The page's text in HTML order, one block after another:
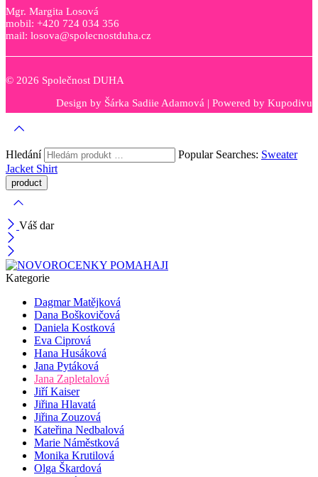
Mgr. Margita Losová
mobil: +420 724 034 356
mail: losova@spolecnostduha.cz
© 2026 Společnost DUHA
Design by Šárka Sadiie Adamová | Powered by Kupodivu
Hledání Popular Searches: Sweater
Jacket Shirt
Váš dar
Kategorie
Dagmar Matějková
Dana Boškovičová
Daniela Kostková
Eva Ciprová
Hana Husáková
Jana Pytáková
Jana Zapletalová
Jiří Kaiser
Jiřina Hlavatá
Jiřina Zouzová
Kateřina Nedbalová
Marie Náměstková
Monika Krutilová
Olga Škardová